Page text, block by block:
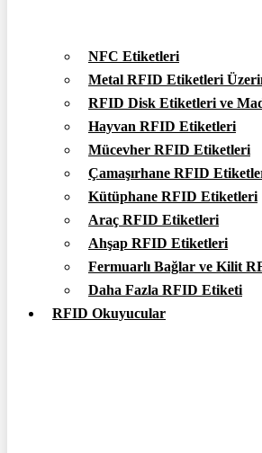
NFC Etiketleri
Metal RFID Etiketleri
RFID Disk Etiketleri ve
Hayvan RFID Etiketleri
Mücevher RFID Etiketleri
Çamaşırhane RFID
Kütüphane RFID Etiketleri
Araç RFID Etiketleri
Ahşap RFID Etiketleri
Fermuarlı Bağlar ve Kilit
Daha Fazla RFID Etiketi
RFID Okuyucular